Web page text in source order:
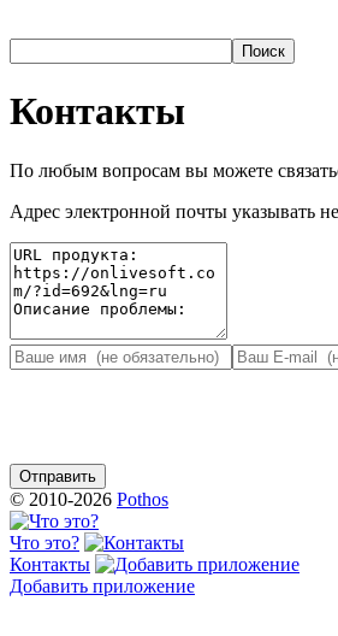
Контакты
По любым вопросам вы можете
Адрес электронной почты указывать
© 2010-2026 Pothos
Что это?
Контакты
Добавить приложение